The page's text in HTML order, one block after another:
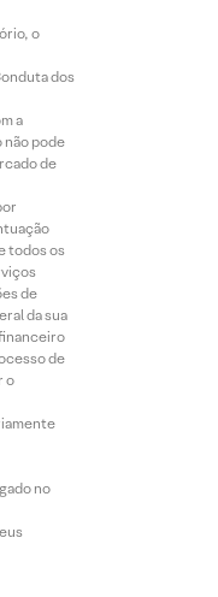
o
dos
a
não pode
de
todos os
de
da sua
de
o
no